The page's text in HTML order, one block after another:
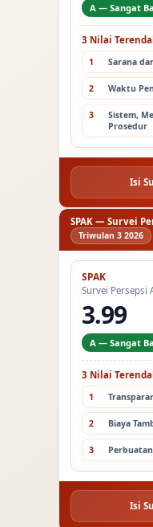
A — Sangat
3 Nilai
1 Sarana
2 Waktu
3
Sistem,
Prosedur
Isi
SPAK — Survei
Triwulan 3 2026
SPAK
Survei Persepsi
3.99
A — Sangat
3 Nilai
1
2 Biaya
3
Isi